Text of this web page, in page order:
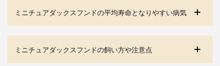
ミニチュアダックスフンドの平均寿命となりやすい病気
ミニチュアダックスフンドの飼い方や注意点